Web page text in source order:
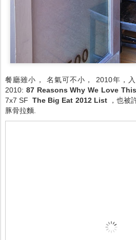
餐廳雖小， 名氣可不小， 2010年，
2010: 87 Reasons Why We Love
7x7 SFThe Big Eat 2012 List，也被
豚骨拉麵.